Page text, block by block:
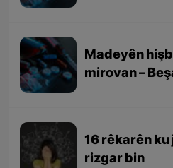
Madeyên
mirovan –
16 rêkarên
rizgar bin